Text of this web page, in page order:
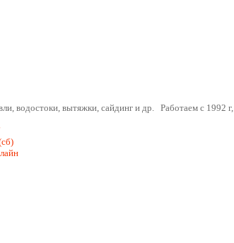
водостоки, вытяжки, сайдинг и др. Работаем с 1992 г,